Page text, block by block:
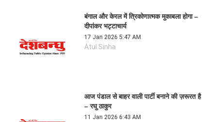
बंगाल और केरल में त्रिकोणात्मक मुकाबला होगा –
दीपांकर भट्टाचार्य
17 Jan 2026 5:47 AM
Atul Sinha
आज पंडाल से बाहर वाली पार्टी बनाने की ज़रूरत है
– रघु ठाकुर
11 Jan 2026 6:43 AM